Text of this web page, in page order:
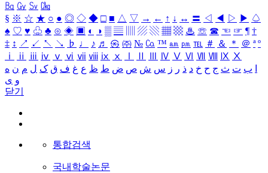
㏃ ㏉ ㏜ ㏆
§ ※ ☆ ★ ○ ● ◎ ◇ ◆ □ ■ △ ▽ → ← ↑ ↓ ↔ 〓 ◁ ◀ ▷ ▶ ♤
♠ ♡ ♥ ♧ ♣ ⊙ ◈ ▣ ◐ ◑ ▒ ▤ ▨ ▧ ▦ ▩ ♨ ☏ ☎ ☜ ☞ ¶ †
‡ ↕ ↗ ↙ ↖ ↘ ♭ ♩ ♪ ♬ ㉿ ㈜ № ㏇ ™ ㏂ ㏘ ℡ ＃ ＆ ＊ ＠ ª º
ⅰ
ⅱ ⅲ ⅳ ⅴ ⅵ ⅶ ⅷ ⅸ ⅹ Ⅳ Ⅴ Ⅵ Ⅶ Ⅷ Ⅸ Ⅹ
ب ت ث ج ح خ د ذ ر ز س ش ص ض ط ظ ع غ ف ق ک ل م ن ه
و ی
닫기
통합검색
국내학술논문